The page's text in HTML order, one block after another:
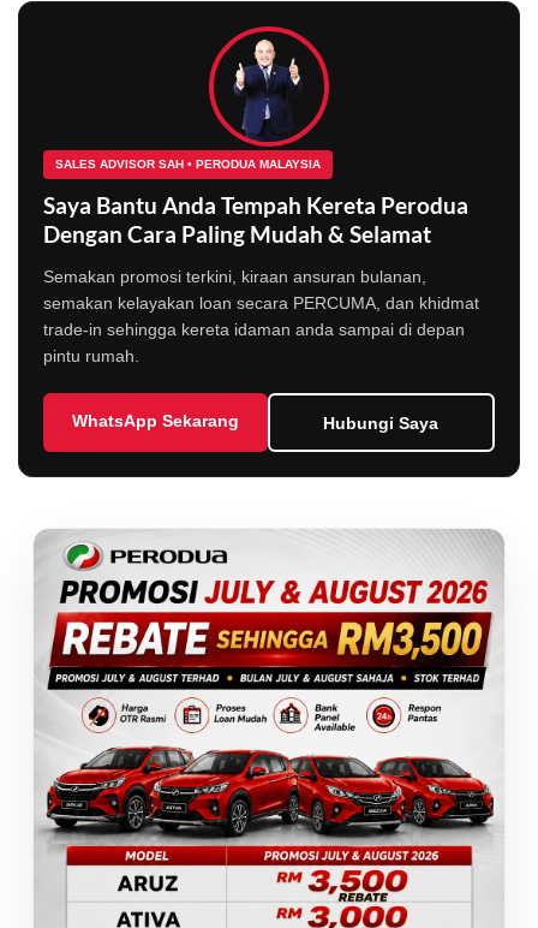
SALES ADVISOR SAH • PERODUA MALAYSIA
Saya Bantu Anda Tempah Kereta Perodua
Dengan Cara Paling Mudah & Selamat
Semakan promosi terkini, kiraan ansuran bulanan,
semakan kelayakan loan secara PERCUMA, dan khidmat
trade-in sehingga kereta idaman anda sampai di depan
pintu rumah.
WhatsApp Sekarang Hubungi Saya